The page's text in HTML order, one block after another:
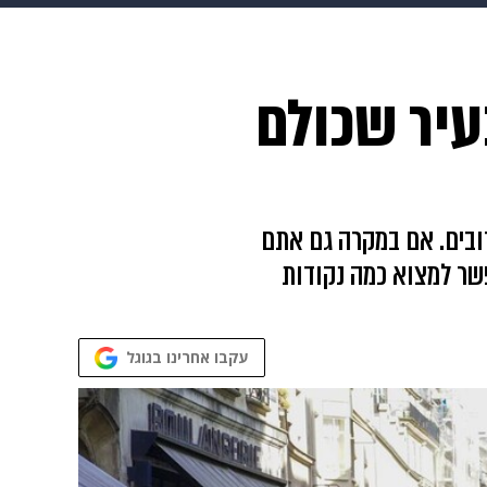
שכולם
הקרובים. אם במקרה גם אתם
למצוא כמה נקודות
עקבו אחרינו בגוגל